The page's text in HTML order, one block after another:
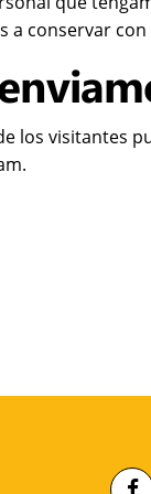
a conservar
los visitantes